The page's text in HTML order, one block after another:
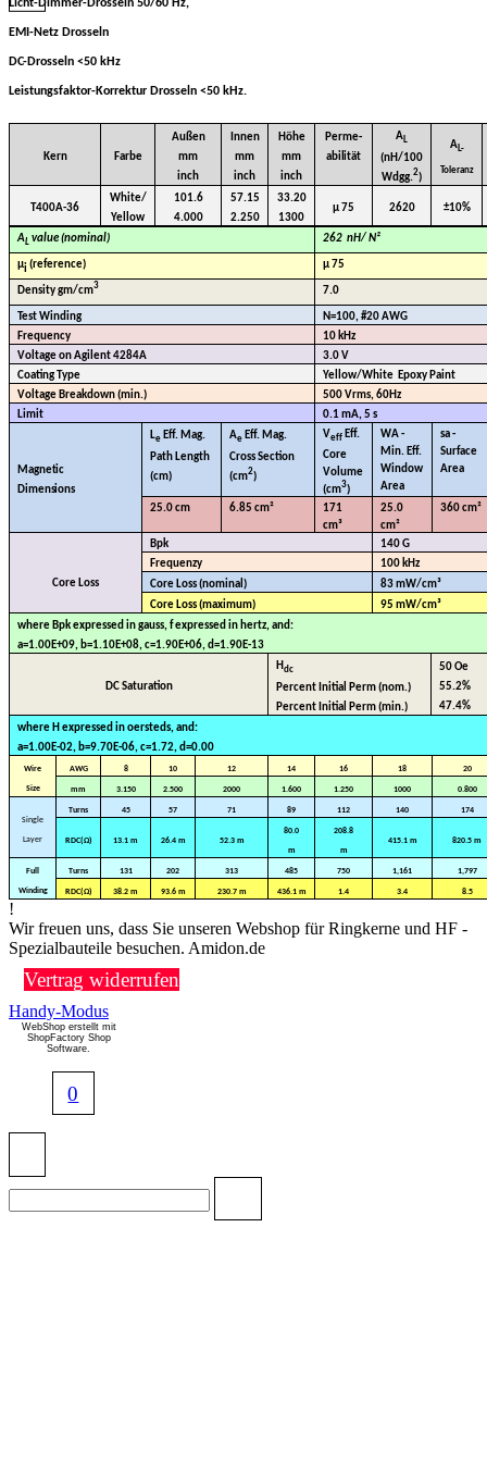
Licht-Dimmer-Drosseln 50/60 Hz,
EMI-Netz Drosseln
DC-Drosseln <50 kHz
Leistungsfaktor-Korrektur Drosseln <50 kHz.
Kern Farbe
Außen
mm
inch
Innen
mm
inch
Höhe
mm
inch
Perme-
abilität
A
(nH/100
Wdgg.2)
AL-
Toleranz
T400A-36
White/
Yellow
101.6
4.000
57.15
2.250
33.20
1300
µ 75 2620 ±10%
AL value (nominal) 262 nH/ N²
µi (reference) µ 75
Density gm/cm3 7.0
Test Winding
N=100, #20 AWG
Frequency
10 kHz
Voltage on Agilent 4284A
3.0 V
Coating Type
Yellow/White Epoxy Paint
Voltage Breakdown (min.)
500 Vrms, 60Hz
Limit
0.1 mA, 5 s
Magnetic
Dimensions
Le Eff. Mag.
Path Length
(cm)
Ae Eff. Mag.
Cross Section
(cm2)
Veff Eff.
Core
Volume
(cm3)
WA -
Min. Eff.
Window
Area
sa -
Surface
Area
25.0 cm 6.85 cm²
171
cm³
25.0
cm²
360 cm²
Core Loss
Bpk
140 G
Frequenzy
100 kHz
Core Loss (nominal)
83 mW/cm³
Core Loss (maximum)
95 mW/cm³
where Bpk expressed in gauss, f expressed in hertz, and:
a=1.00E+09, b=1.10E+08, c=1.90E+06, d=1.90E-13
DC Saturation
Hdc
Percent Initial Perm (nom.)
Percent Initial Perm (min.)
50 Oe
55.2%
47.4%
where H expressed in oersteds, and:
a=1.00E-02, b=9.70E-06, c=1.72, d=0.00
Wire
Size
AWG 8 10 12 14 16 18 20
mm 3.150 2.500 2000 1.600 1.250 1000 0.800
Single
Layer
Turns 45 57 71 89 112 140 174
RDC(Ω) 13.1 m 26.4 m 52.3 m
80.0
m
208.8
m
415.1 m 820.5 m
Full
Winding
Turns 131 202 313 485 750 1,161 1,797
RDC(Ω) 38.2 m 93.6 m 230.7 m 436.1 m 1.4 3.4 8.5
!
Wir freuen uns, dass Sie unseren Webshop für Ringkerne und HF -
Spezialbauteile besuchen. Amidon.de
Vertrag widerrufen
Handy-Modus
WebShop erstellt mit
ShopFactory Shop
Software.
0